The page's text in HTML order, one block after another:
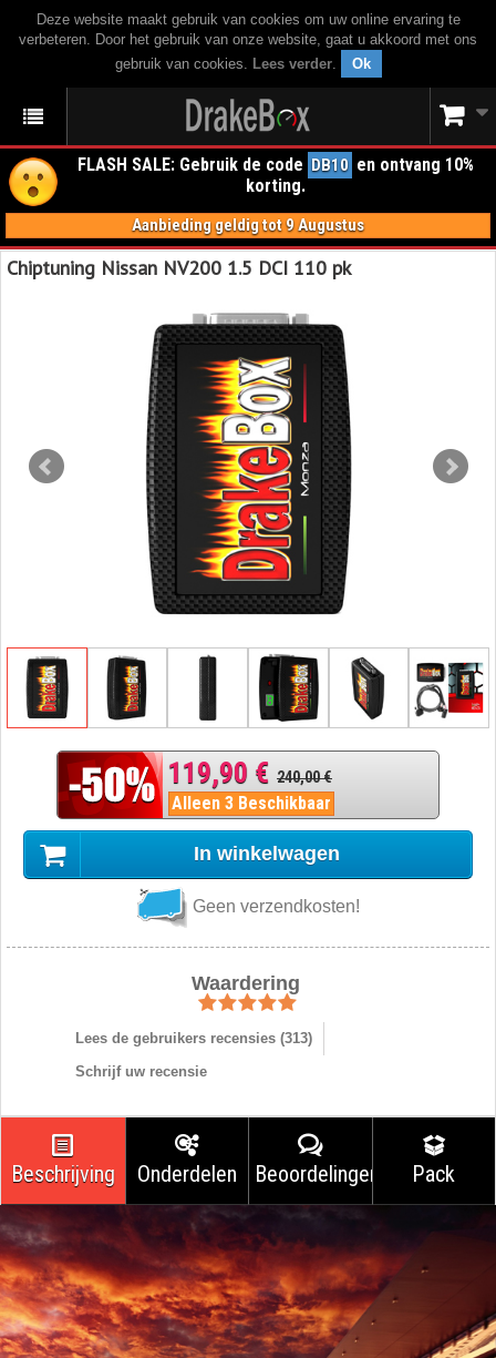
Deze website maakt gebruik van cookies om uw online ervaring te
verbeteren. Door het gebruik van onze website, gaat u akkoord met ons
gebruik van cookies. Lees verder. Ok
FLASH SALE: Gebruik de code DB10 en ontvang 10%
korting.
Aanbieding geldig tot 9 Augustus
Chiptuning Nissan NV200 1.5 DCI 110 pk
119,90 € 240,00 €
Alleen 3 Beschikbaar
In winkelwagen
Geen verzendkosten!
Waardering
Lees de gebruikers recensies (313)
Schrijf uw recensie
Beschrijving Onderdelen Beoordelingen Pack